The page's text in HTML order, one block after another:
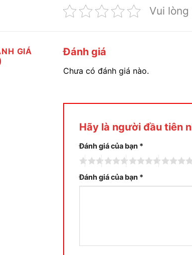
Vui lòng
GIÁ
Đánh giá
Chưa có đánh giá nào.
Hãy là người đầu tiên
Đánh giá của bạn *
Đánh giá của bạn *